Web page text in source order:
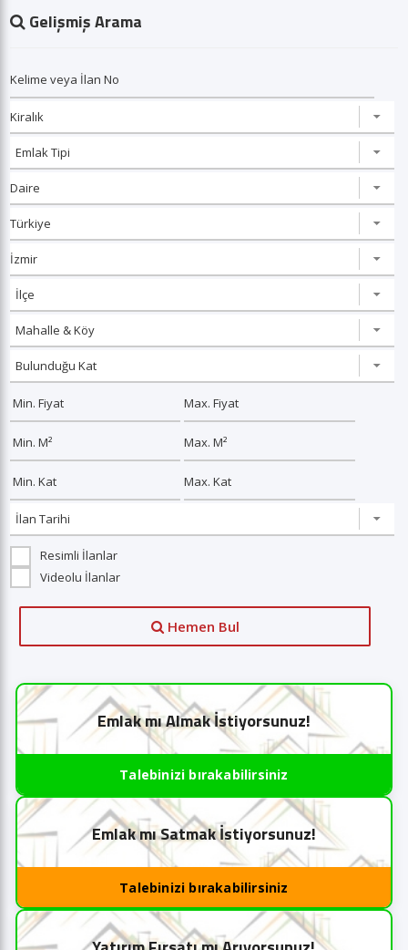
Gelişmiş Arama
Resimli İlanlar
Videolu İlanlar
Hemen Bul
Emlak mı Almak İstiyorsunuz!
Talebinizi bırakabilirsiniz
Emlak mı Satmak İstiyorsunuz!
Talebinizi bırakabilirsiniz